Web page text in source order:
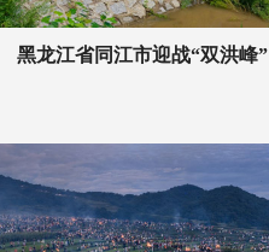
黑龙江省同江市迎战“双洪峰”